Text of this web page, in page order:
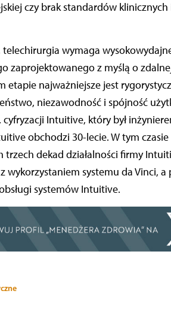
czy brak standardów klinicznych
wymaga
zaprojektowanego z myślą o
etapie najważniejsze jest
niezawodność i spójność
Intuitive, który był
obchodzi 30-lecie. W tym czasie
trzech dekad działalności firmy
systemu da Vinci, a
systemów Intuitive.